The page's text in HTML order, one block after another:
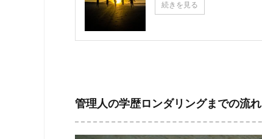
続きを見る
管理人の学歴ロンダリングまでの流れ